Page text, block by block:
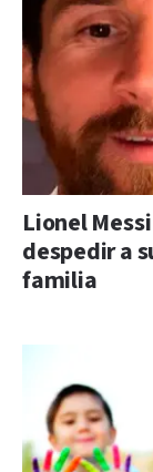
Lionel
despedir a
familia